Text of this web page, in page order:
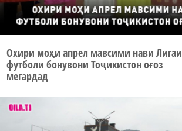
Охири моҳи апрел мавсими нави Лигаи
футболи бонувони Тоҷикистон оғоз
мегардад